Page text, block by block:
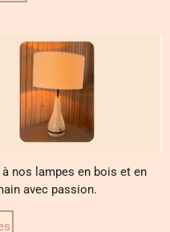
nos lampes en bois et en
avec passion.